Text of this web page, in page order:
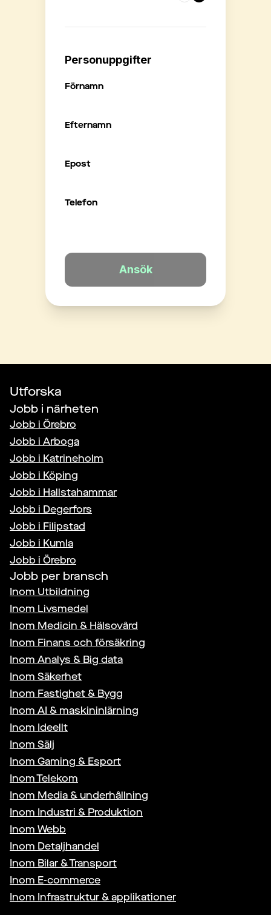
Personuppgifter
Förnamn
Efternamn
Epost
Telefon
Ansök
Utforska
Jobb i närheten
Jobb i Örebro
Jobb i Arboga
Jobb i Katrineholm
Jobb i Köping
Jobb i Hallstahammar
Jobb i Degerfors
Jobb i Filipstad
Jobb i Kumla
Jobb i Örebro
Jobb per bransch
Inom Utbildning
Inom Livsmedel
Inom Medicin & Hälsovård
Inom Finans och försäkring
Inom Analys & Big data
Inom Säkerhet
Inom Fastighet & Bygg
Inom AI & maskininlärning
Inom Ideellt
Inom Sälj
Inom Gaming & Esport
InomTelekom
Inom Media & underhållning
Inom Industri & Produktion
Inom Webb
Inom Detaljhandel
Inom Bilar & Transport
Inom E-commerce
Inom Infrastruktur & applikationer